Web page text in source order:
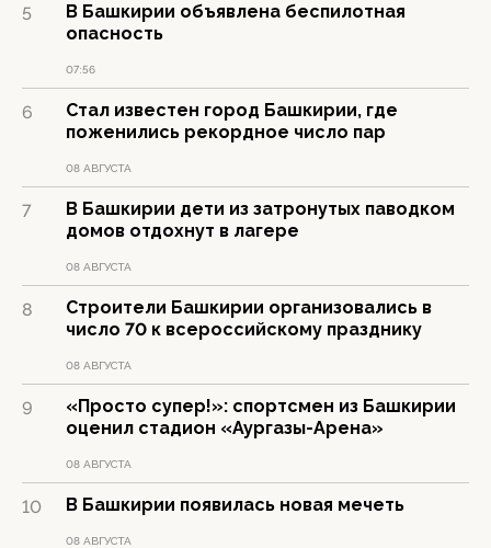
5
В Башкирии объявлена беспилотная
опасность
07:56
6
Стал известен город Башкирии, где
поженились рекордное число пар
08 АВГУСТА
7
В Башкирии дети из затронутых паводком
домов отдохнут в лагере
08 АВГУСТА
8
Строители Башкирии организовались в
число 70 к всероссийскому празднику
08 АВГУСТА
9
«Просто супер!»: спортсмен из Башкирии
оценил стадион «Аургазы-Арена»
08 АВГУСТА
10 В Башкирии появилась новая мечеть
08 АВГУСТА